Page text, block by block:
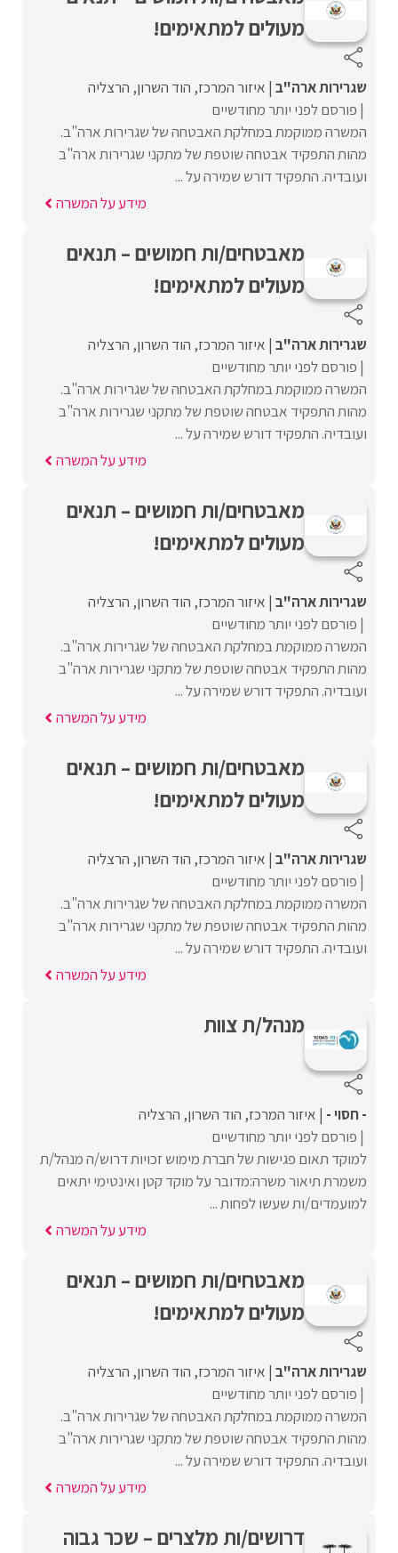
מעולים למתאימים!
שגרירות ארה"ב איזור המרכז הוד השרון הרצליה
פורסם לפני יותר מחודשיים
המשרה ממוקמת במחלקת האבטחה של שגרירות ארה"ב.
מהות התפקיד אבטחה שוטפת של מתקני שגרירות ארה"ב
ועובדיה. התפקיד דורש שמירה על ...
מידע על המשרה
מאבטחים/ות חמושים – תנאים
מעולים למתאימים!
שגרירות ארה"ב איזור המרכז הוד השרון הרצליה
פורסם לפני יותר מחודשיים
המשרה ממוקמת במחלקת האבטחה של שגרירות ארה"ב.
מהות התפקיד אבטחה שוטפת של מתקני שגרירות ארה"ב
ועובדיה. התפקיד דורש שמירה על ...
מידע על המשרה
מאבטחים/ות חמושים – תנאים
מעולים למתאימים!
שגרירות ארה"ב איזור המרכז הוד השרון הרצליה
פורסם לפני יותר מחודשיים
המשרה ממוקמת במחלקת האבטחה של שגרירות ארה"ב.
מהות התפקיד אבטחה שוטפת של מתקני שגרירות ארה"ב
ועובדיה. התפקיד דורש שמירה על ...
מידע על המשרה
מאבטחים/ות חמושים – תנאים
מעולים למתאימים!
שגרירות ארה"ב איזור המרכז הוד השרון הרצליה
פורסם לפני יותר מחודשיים
המשרה ממוקמת במחלקת האבטחה של שגרירות ארה"ב.
מהות התפקיד אבטחה שוטפת של מתקני שגרירות ארה"ב
ועובדיה. התפקיד דורש שמירה על ...
מידע על המשרה
מנהל/ת צוות
- חסוי - איזור המרכז הוד השרון הרצליה
פורסם לפני יותר מחודשיים
למוקד תאום פגישות של חברת מימוש זכויות דרוש/ה מנהל/ת
משמרת תיאור משרה:מדובר על מוקד קטן ואינטימי יתאים
למועמדים/ות שעשו לפחות ...
מידע על המשרה
מאבטחים/ות חמושים – תנאים
מעולים למתאימים!
שגרירות ארה"ב איזור המרכז הוד השרון הרצליה
פורסם לפני יותר מחודשיים
המשרה ממוקמת במחלקת האבטחה של שגרירות ארה"ב.
מהות התפקיד אבטחה שוטפת של מתקני שגרירות ארה"ב
ועובדיה. התפקיד דורש שמירה על ...
מידע על המשרה
דרושים/ות מלצרים – שכר גבוה